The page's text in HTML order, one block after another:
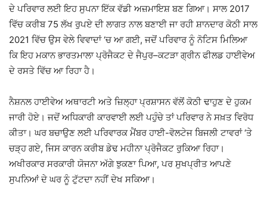
ਦੇ ਪਰਿਵਾਰ ਲਈ ਇਹ ਸੁਪਨਾ ਇੱਕ ਵੱਡੀ ਅਜ਼ਮਾਇਸ਼ ਬਣ ਗਿਆ। ਸਾਲ 2017
ਵਿੱਚ ਕਰੀਬ 75 ਲੱਖ ਰੁਪਏ ਦੀ ਲਾਗਤ ਨਾਲ ਬਣਾਈ ਜਾ ਰਹੀ ਸ਼ਾਨਦਾਰ ਕੋਠੀ ਸਾਲ
2021 ਵਿੱਚ ਉਸ ਵੇਲੇ ਵਿਵਾਦਾਂ ‘ਚ ਆ ਗਈ, ਜਦੋਂ ਪਰਿਵਾਰ ਨੂੰ ਨੋਟਿਸ ਮਿਲਿਆ
ਕਿ ਇਹ ਮਕਾਨ ਭਾਰਤਮਾਲਾ ਪ੍ਰੋਜੈਕਟ ਦੇ ਜੈਪੁਰ–ਕਟੜਾ ਗ੍ਰੀਨ ਫੀਲਡ ਹਾਈਵੇਅ
ਦੇ ਰਸਤੇ ਵਿੱਚ ਆ ਰਿਹਾ ਹੈ।
ਨੈਸ਼ਨਲ ਹਾਈਵੇਅ ਅਥਾਰਟੀ ਅਤੇ ਜ਼ਿਲ੍ਹਾ ਪ੍ਰਸ਼ਾਸਨ ਵੱਲੋਂ ਕੋਠੀ ਢਾਹੁਣ ਦੇ ਹੁਕਮ
ਜਾਰੀ ਹੋਏ। ਜਦੋਂ ਅਧਿਕਾਰੀ ਕਾਰਵਾਈ ਲਈ ਪਹੁੰਚੇ ਤਾਂ ਪਰਿਵਾਰ ਨੇ ਸਖ਼ਤ ਵਿਰੋਧ
ਕੀਤਾ। ਘਰ ਬਚਾਉਣ ਲਈ ਪਰਿਵਾਰਕ ਮੈਂਬਰ ਹਾਈ-ਵੋਲਟੇਜ ਬਿਜਲੀ ਟਾਵਰਾਂ ‘ਤੇ
ਚੜ੍ਹ ਗਏ, ਜਿਸ ਕਾਰਨ ਕਰੀਬ ਡੇਢ ਮਹੀਨਾ ਪ੍ਰੋਜੈਕਟ ਰੁਕਿਆ ਰਿਹਾ।
ਅਖੀਰਕਾਰ ਸਰਕਾਰੀ ਯੋਜਨਾ ਅੱਗੇ ਝੁਕਣਾ ਪਿਆ, ਪਰ ਸੁਖਪ੍ਰੀਤ ਆਪਣੇ
ਸੁਪਨਿਆਂ ਦੇ ਘਰ ਨੂੰ ਟੁੱਟਦਾ ਨਹੀਂ ਦੇਖ ਸਕਿਆ।